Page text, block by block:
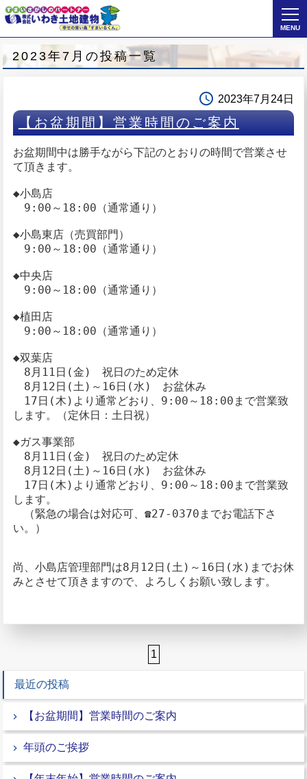
MENU
2023年7月の投稿一覧
access_time 2023年7月24日
【お盆期間】営業時間のご案内
お盆期間中は勝手ながら下記のとおりの時間で営業させ
て頂きます。
◆小島店
9:00～18:00（通常通り）
◆小島東店（売買部門）
9:00～18:00（通常通り）
◆中央店
9:00～18:00（通常通り）
◆植田店
9:00～18:00（通常通り）
◆双葉店
8月11日(金) 祝日のため定休
8月12日(土)～16日(水) お盆休み
17日(木)より通常どおり、9:00～18:00まで営業致
します。（定休日：土日祝）
◆ガス事業部
8月11日(金) 祝日のため定休
8月12日(土)～16日(水) お盆休み
17日(木)より通常どおり、9:00～18:00まで営業致
します。
（緊急の場合は対応可、☎27-0370までお電話下さ
い。）
尚、小島店管理部門は8月12日(土)～16日(水)までお休
みとさせて頂きますので、よろしくお願い致します。
1
最近の投稿
【お盆期間】営業時間のご案内
年頭のご挨拶